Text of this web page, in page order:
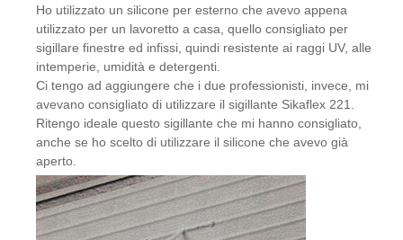
Ho utilizzato un silicone per esterno che avevo appena
utilizzato per un lavoretto a casa, quello consigliato per
sigillare finestre ed infissi, quindi resistente ai raggi UV, alle
intemperie, umidità e detergenti.
Ci tengo ad aggiungere che i due professionisti, invece, mi
avevano consigliato di utilizzare il sigillante Sikaflex 221.
Ritengo ideale questo sigillante che mi hanno consigliato,
anche se ho scelto di utilizzare il silicone che avevo già
aperto.